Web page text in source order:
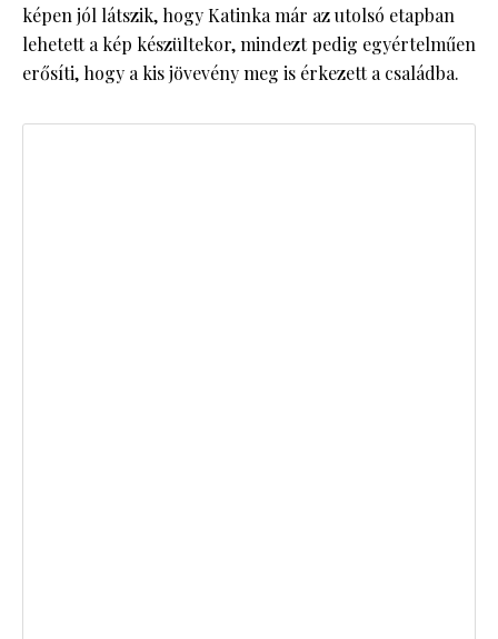
képen jól látszik, hogy Katinka már az utolsó etapban
lehetett a kép készültekor, mindezt pedig egyértelműen
erősíti, hogy a kis jövevény meg is érkezett a családba.